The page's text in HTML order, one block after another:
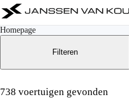
Homepage
738 voertuigen gevonden
Filteren